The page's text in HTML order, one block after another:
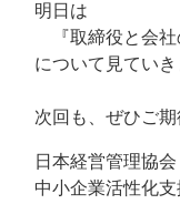
明日は
『取締役と会社
について見てい
次回も、ぜひご期
日本経営管理協会
中小企業活性化支